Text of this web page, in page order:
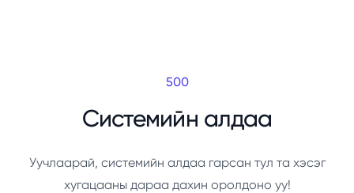
500
Системийн алдаа
Уучлаарай, системийн алдаа гарсан тул та хэсэг
хугацааны дараа дахин оролдоно уу!